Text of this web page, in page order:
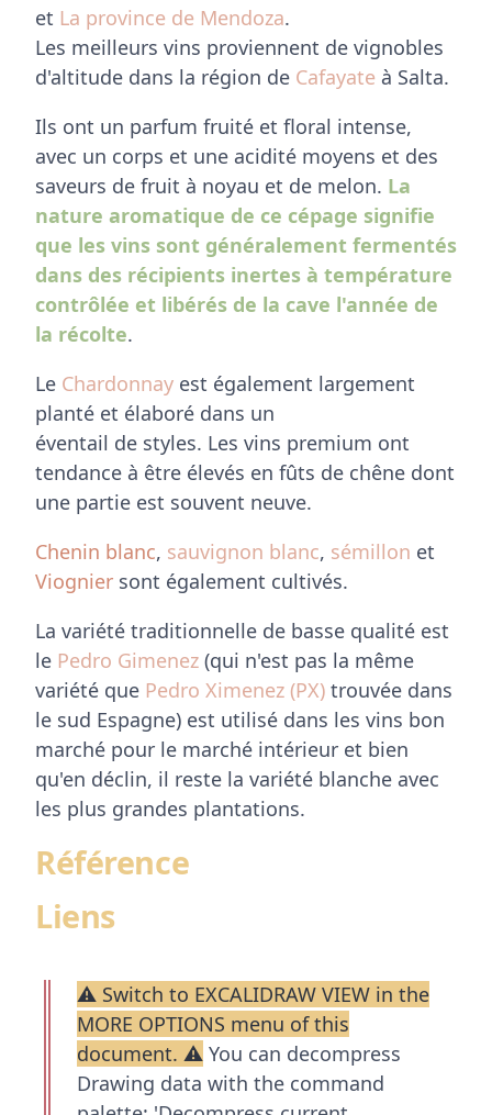
et La province de Mendoza.
Les meilleurs vins proviennent de vignobles
d'altitude dans la région de Cafayate à Salta.
Ils ont un parfum fruité et floral intense,
avec un corps et une acidité moyens et des
saveurs de fruit à noyau et de melon. La
nature aromatique de ce cépage signifie
que les vins sont généralement fermentés
dans des récipients inertes à température
contrôlée et libérés de la cave l'année de
la récolte.
Le Chardonnay est également largement
planté et élaboré dans un
éventail de styles. Les vins premium ont
tendance à être élevés en fûts de chêne dont
une partie est souvent neuve.
Chenin blanc, sauvignon blanc, sémillon et
Viognier sont également cultivés.
La variété traditionnelle de basse qualité est
le Pedro Gimenez (qui n'est pas la même
variété que Pedro Ximenez (PX) trouvée dans
le sud Espagne) est utilisé dans les vins bon
marché pour le marché intérieur et bien
qu'en déclin, il reste la variété blanche avec
les plus grandes plantations.
Référence
Liens
⚠ Switch to EXCALIDRAW VIEW in the
MORE OPTIONS menu of this
document. ⚠ You can decompress
Drawing data with the command